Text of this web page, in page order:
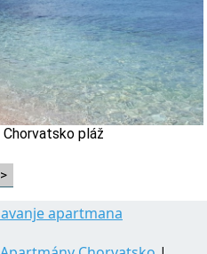
pláž
>
apartmana